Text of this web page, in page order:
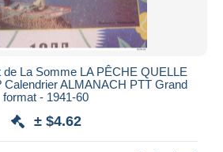
de La Somme LA PÊCHE QUELLE
Calendrier ALMANACH PTT Grand
format - 1941-60
± $4.62